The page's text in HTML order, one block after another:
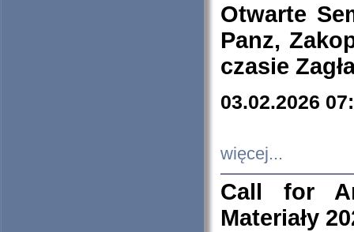
Otwarte
Panz,
czasie
03.02.2026
więcej...
Call for
Materiały